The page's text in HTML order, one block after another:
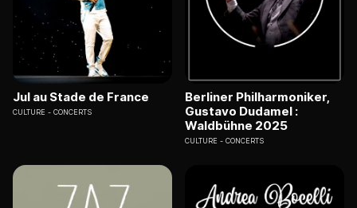
Jul au Stade de France
CULTURE CONCERTS
Berliner Philharmoniker,
Gustavo Dudamel :
Waldbühne 2025
CULTURE CONCERTS